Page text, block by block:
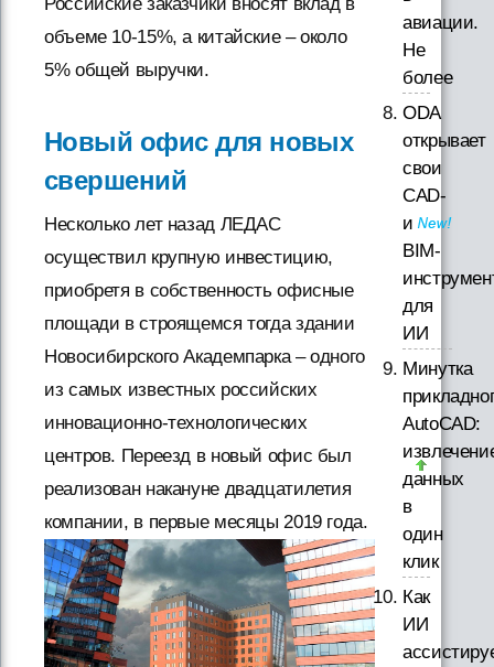
объеме 10-15%, а китайские – около
5% общей выручки.
Новый офис для новых
свершений
Несколько лет назад ЛЕДАС
осуществил крупную инвестицию,
приобретя в собственность офисные
площади в строящемся тогда здании
Новосибирского Академпарка – одного
из самых известных российских
инновационно-технологических
центров. Переезд в новый офис был
реализован накануне двадцатилетия
компании, в первые месяцы 2019 года.
авиации.
Не
более
ODA
открывает
свои
CAD-
и
BIM-
для
ИИ
Минутка
AutoCAD:
данных
в
один
клик
Как
ИИ